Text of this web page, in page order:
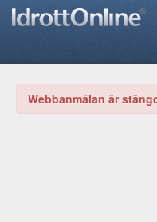
Webbanmälan är